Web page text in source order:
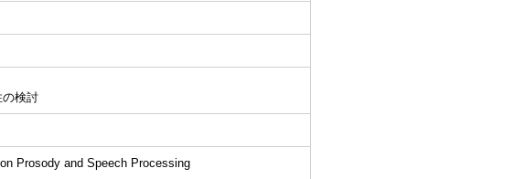
の検討
Prosody and Speech Processing